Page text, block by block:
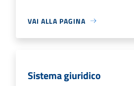
VAI ALLA PAGINA
Sistema giuridico